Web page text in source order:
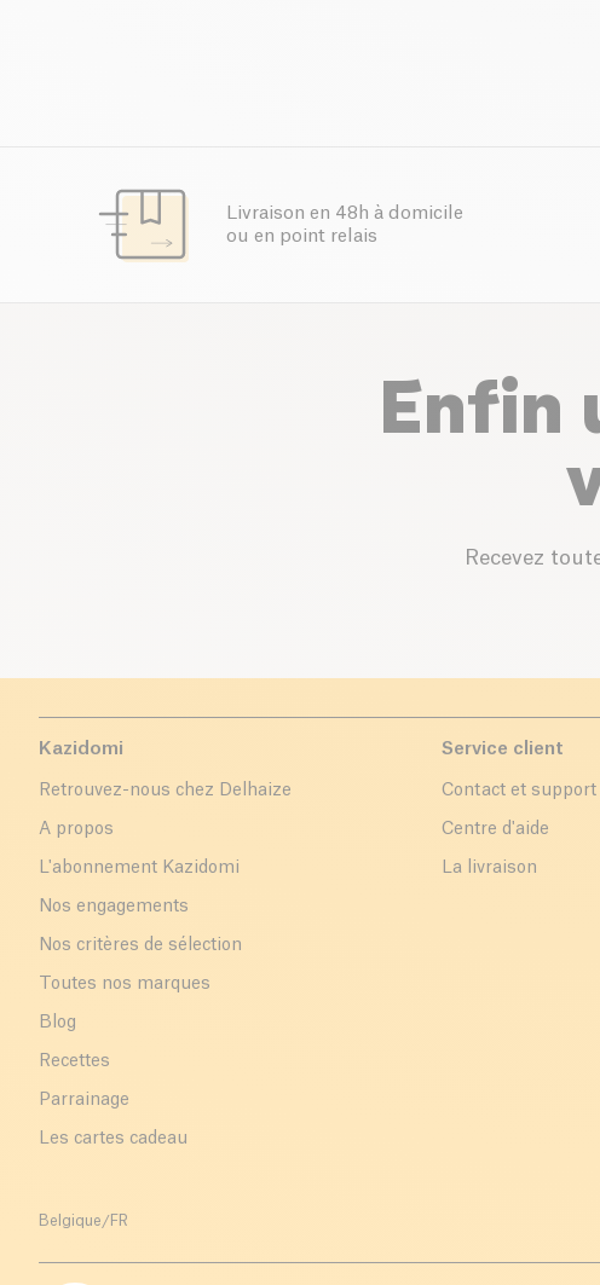
Livraison en 48h à domicile
ou en point relais
Enfin
Recevez
Kazidomi
Retrouvez-nous chez Delhaize
A propos
L'abonnement Kazidomi
Nos engagements
Nos critères de sélection
Toutes nos marques
Blog
Recettes
Parrainage
Les cartes cadeau
Service client
Contact et support
Centre d'aide
La livraison
Belgique / FR